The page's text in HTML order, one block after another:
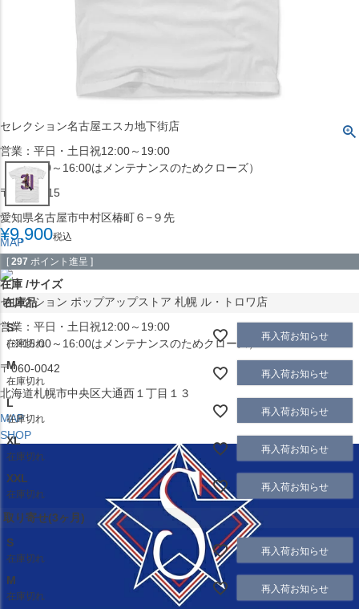
セレクション名古屋エスカ地下街店
営業：平日・土日祝12:00～19:00
（※15:00～16:00はメンテナンスのためクローズ）
〒453-0015
愛知県名古屋市中村区椿町６−９先
MAP
SHOP
セレクション ポップアップストア 札幌 ル・トロワ店
営業：平日・土日祝12:00～19:00
（※15:00～16:00はメンテナンスのためクローズ）
〒060-0042
北海道札幌市中央区大通西１丁目１３
MAP
SHOP
¥9,900税込
[ 297 ポイント進呈 ]
在庫 サイズ
在庫品
S
在庫切れ
再入荷お知らせ
M
在庫切れ
再入荷お知らせ
L
在庫切れ
再入荷お知らせ
XL
在庫切れ
再入荷お知らせ
XXL
在庫切れ
再入荷お知らせ
取り寄せ(3ヶ月)
S
在庫切れ
再入荷お知らせ
M
在庫切れ
再入荷お知らせ